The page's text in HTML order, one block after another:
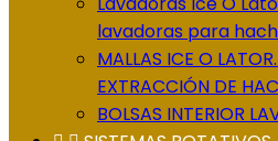
lavadoras para
MALLAS ICE O
EXTRACCIÓN DE
BOLSAS INTERIOR